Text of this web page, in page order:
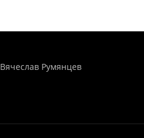
Вячеслав Румянцев